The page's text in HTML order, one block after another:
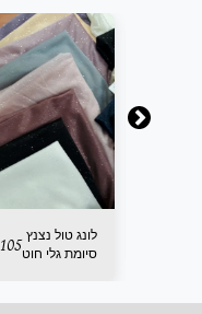
לונג טול נצנץ
סיומת גלי חוט105